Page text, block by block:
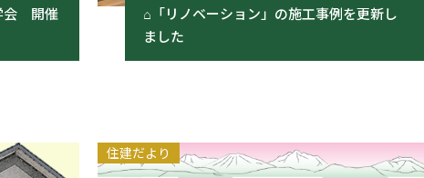
会 開催
⌂「リノベーション」の施工事例を更新し
ました
住建だより